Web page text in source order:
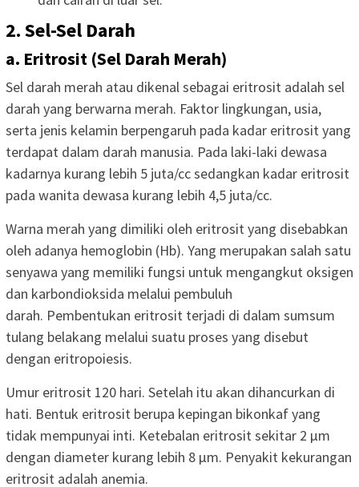
2. Sel-Sel Darah
a. Eritrosit (Sel Darah Merah)
Sel darah merah atau dikenal sebagai eritrosit adalah sel
darah yang berwarna merah. Faktor lingkungan, usia,
serta jenis kelamin berpengaruh pada kadar eritrosit yang
terdapat dalam darah manusia. Pada laki-laki dewasa
kadarnya kurang lebih 5 juta/cc sedangkan kadar eritrosit
pada wanita dewasa kurang lebih 4,5 juta/cc.
Warna merah yang dimiliki oleh eritrosit yang disebabkan
oleh adanya hemoglobin (Hb). Yang merupakan salah satu
senyawa yang memiliki fungsi untuk mengangkut oksigen
dan karbondioksida melalui pembuluh
darah. Pembentukan eritrosit terjadi di dalam sumsum
tulang belakang melalui suatu proses yang disebut
dengan eritropoiesis.
Umur eritrosit 120 hari. Setelah itu akan dihancurkan di
hati. Bentuk eritrosit berupa kepingan bikonkaf yang
tidak mempunyai inti. Ketebalan eritrosit sekitar 2 μm
dengan diameter kurang lebih 8 μm. Penyakit kekurangan
eritrosit adalah anemia.